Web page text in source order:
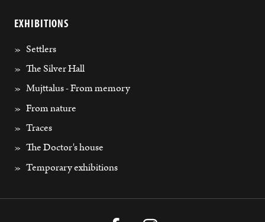
EXHIBITIONS
Settlers
The Silver Hall
Mujttalus - From memory
From nature
Traces
The Doctor's house
Temporary exhibitions